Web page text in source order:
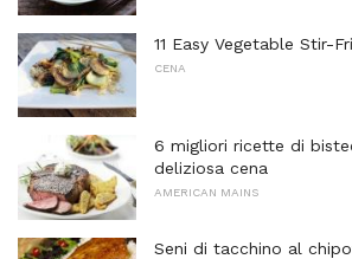
11 Easy Vegetable Stir-
CENA
6 migliori ricette di
deliziosa cena
AMERICAN MAINS
Seni di tacchino al